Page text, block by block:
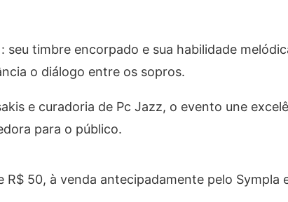
seu timbre encorpado e sua habilidade
o diálogo entre os sopros.
e curadoria de Pc Jazz, o evento une
para o público.
R$ 50, à venda antecipadamente pelo Sympla